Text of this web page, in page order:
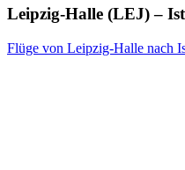
Leipzig-Halle (LEJ) –
Flüge von Leipzig-Halle nach